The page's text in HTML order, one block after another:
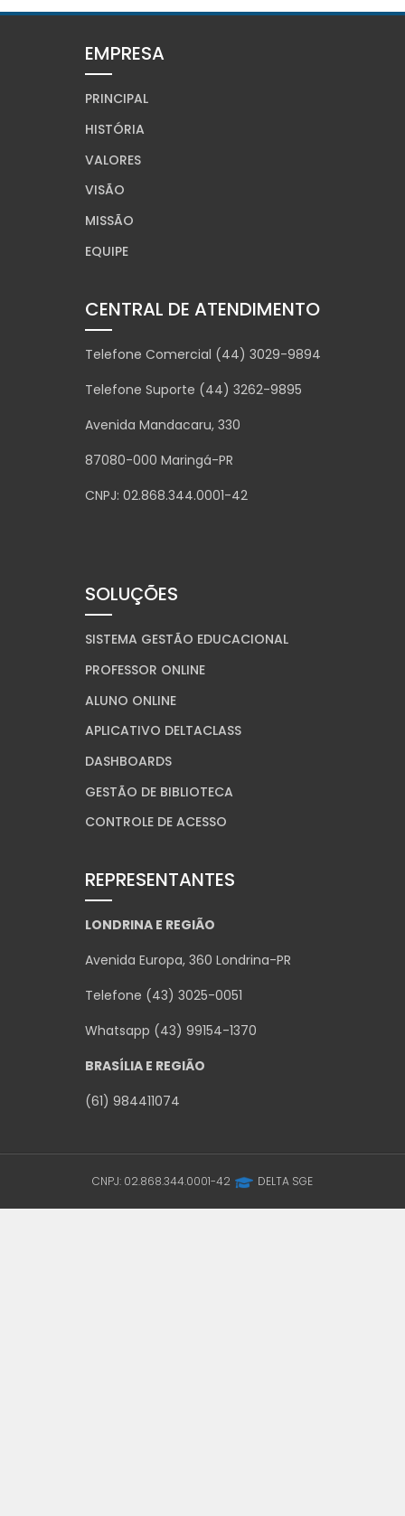
EMPRESA
PRINCIPAL
HISTÓRIA
VALORES
VISÃO
MISSÃO
EQUIPE
CENTRAL DE ATENDIMENTO
Telefone Comercial (44) 3029-9894
Telefone Suporte (44) 3262-9895
Avenida Mandacaru, 330
87080-000 Maringá-PR
CNPJ: 02.868.344.0001-42
SOLUÇÕES
SISTEMA GESTÃO EDUCACIONAL
PROFESSOR ONLINE
ALUNO ONLINE
APLICATIVO DELTACLASS
DASHBOARDS
GESTÃO DE BIBLIOTECA
CONTROLE DE ACESSO
REPRESENTANTES
LONDRINA E REGIÃO
Avenida Europa, 360 Londrina-PR
Telefone (43) 3025-0051
Whatsapp (43) 99154-1370
BRASÍLIA E REGIÃO
(61) 984411074
CNPJ: 02.868.344.0001-42 DELTA SGE